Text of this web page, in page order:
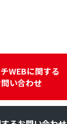
WEBに関する
い合わせ